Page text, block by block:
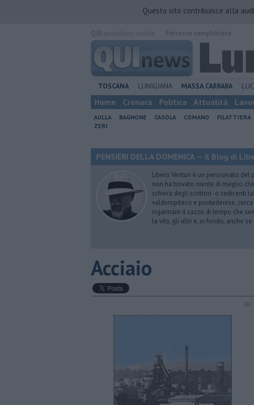
Questo sito contribuisce alla
TOSCANA LUNIGIANA MASSA CARRARA
Home Cronaca Politica Attualità
AULLA BAGNONE CASOLA COMANO FILATTIERA
ZERI
PENSIERI DELLA DOMENICA — il Blog di
Libero Venturi è un pensionato
non ha trovato niente di meglio
schiera degli scrittori -o sedicenti
valderopiteco e pontederese,
ingannare il cazzo di tempo che
la vita, gli altri e, in fondo, anche se
Acciaio
DI